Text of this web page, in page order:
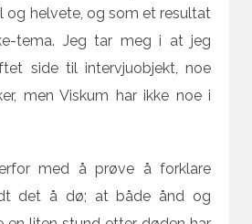
og helvete, og som et resultat
tema. Jeg tar meg i at jeg
side til intervjuobjekt, noe
men Viskum har ikke noe i
med å prøve å forklare
det å dø; at både ånd og